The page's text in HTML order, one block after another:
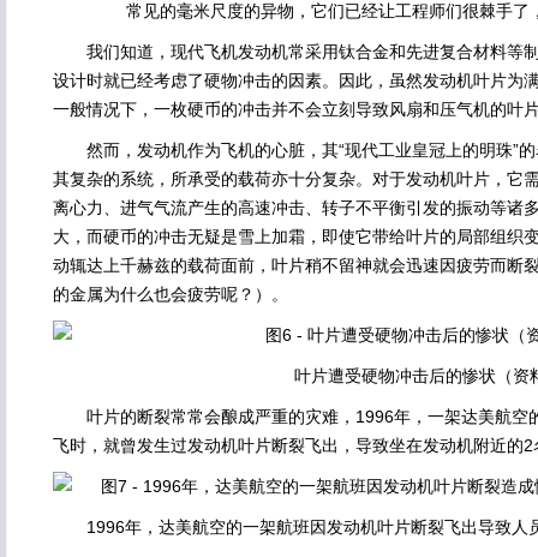
常见的毫米尺度的异物，它们已经让工程师们很棘手了
我们知道，现代飞机发动机常采用钛合金和先进复合材料等
设计时就已经考虑了硬物冲击的因素。因此，虽然发动机叶片为
一般情况下，一枚硬币的冲击并不会立刻导致风扇和压气机的叶
然而，发动机作为飞机的心脏，其“现代工业皇冠上的明珠”
其复杂的系统，所承受的载荷亦十分复杂。对于发动机叶片，它
离心力、进气气流产生的高速冲击、转子不平衡引发的振动等诸
大，而硬币的冲击无疑是雪上加霜，即使它带给叶片的局部组织
动辄达上千赫兹的载荷面前，叶片稍不留神就会迅速因疲劳而断
的金属为什么也会疲劳呢？）。
叶片遭受硬物冲击后的惨状（资
叶片的断裂常常会酿成严重的灾难，1996年，一架达美航空
飞时，就曾发生过发动机叶片断裂飞出，导致坐在发动机附近的
1996年，达美航空的一架航班因发动机叶片断裂飞出导致人